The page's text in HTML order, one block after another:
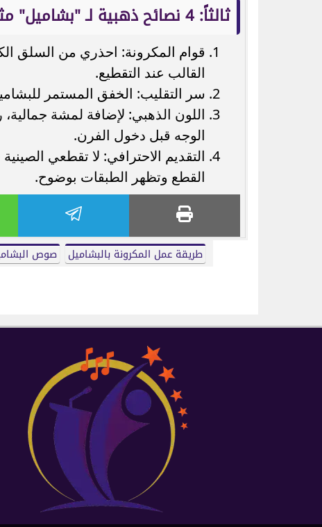
ثالثاً: 4 نصائح ذهبية لـ "بشاميل" مثالي:
قوام المكرونة: احذري من السلق
القالب عند التقطيع.
سر التقليب: الخفق المستمر
اللون الذهبي: لإضافة لمشة
الوجه قبل دخول الفرن.
القطع وتظهر الطبقات بوضوح.
طريقة عمل المكرونة بالبشاميل صوص